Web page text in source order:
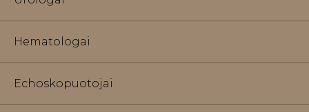
Hematologai
Echoskopuotojai